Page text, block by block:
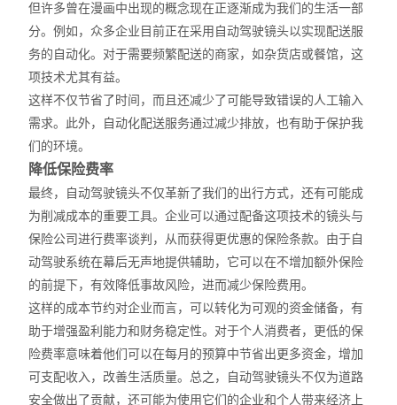
但许多曾在漫画中出现的概念现在正逐渐成为我们的生活一部
分。例如，众多企业目前正在采用自动驾驶镜头以实现配送服
务的自动化。对于需要频繁配送的商家，如杂货店或餐馆，这
项技术尤其有益。
这样不仅节省了时间， 而且还减少了可能导致错误的人工输入
需求。此外， 自动化配送服务通过减少排放，也有助于保护我
们的环境。
降低保险费率
最终，自动驾驶镜头不仅革新了我们的出行方式，还有可能成
为削减成本的重要工具。企业可以通过配备这项技术的镜头与
保险公司进行费率谈判，从而获得更优惠的保险条款。由于自
动驾驶系统在幕后无声地提供辅助，它可以在不增加额外保险
的前提下，有效降低事故风险，进而减少保险费用。
这样的成本节约对企业而言，可以转化为可观的资金储备，有
助于增强盈利能力和财务稳定性。对于个人消费者，更低的保
险费率意味着他们可以在每月的预算中节省出更多资金，增加
可支配收入，改善生活质量。总之，自动驾驶镜头不仅为道路
安全做出了贡献，还可能为使用它们的企业和个人带来经济上